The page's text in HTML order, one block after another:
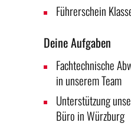
Führerschein
Deine Aufgaben
Fachtechnische
in unserem Team
Unterstützung
Büro in Würzburg